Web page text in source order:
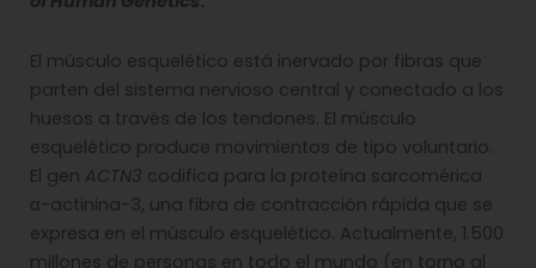
El músculo esquelético está inervado por fibras que
parten del sistema nervioso central y conectado a los
huesos a través de los tendones. El músculo
esquelético produce movimientos de tipo voluntario.
El gen ACTN3 codifica para la proteína sarcomérica
α-actinina-3, una fibra de contracción rápida que se
expresa en el músculo esquelético. Actualmente, 1.500
millones de personas en todo el mundo (en torno al